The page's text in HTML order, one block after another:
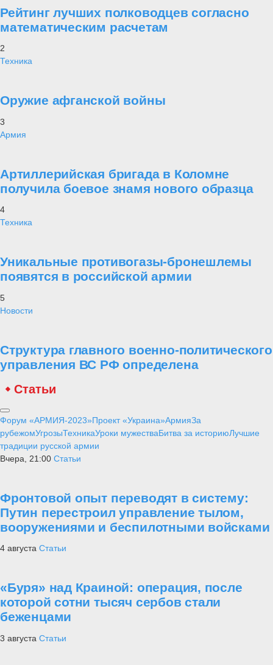
Рейтинг лучших полководцев согласно
математическим расчетам
2
Техника
Оружие афганской войны
3
Армия
Артиллерийская бригада в Коломне
получила боевое знамя нового образца
4
Техника
Уникальные противогазы-бронешлемы
появятся в российской армии
5
Новости
Структура главного военно-политического
управления ВС РФ определена
Статьи
Форум «АРМИЯ-2023»Проект «Украина»АрмияЗа
рубежомУгрозыТехникаУроки мужестваБитва за историюЛучшие
традиции русской армии
Вчера, 21:00 Статьи
Фронтовой опыт переводят в систему:
Путин перестроил управление тылом,
вооружениями и беспилотными войсками
4 августа Статьи
«Буря» над Краиной: операция, после
которой сотни тысяч сербов стали
беженцами
3 августа Статьи